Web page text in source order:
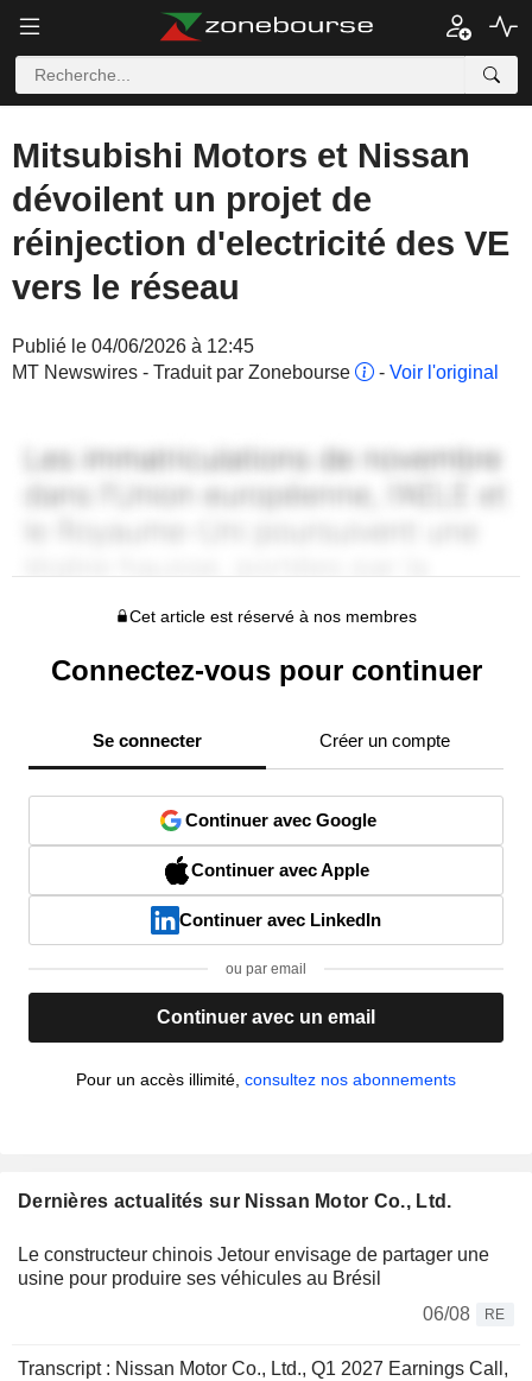
Mitsubishi Motors et Nissan
dévoilent un projet de
réinjection d'electricité des VE
vers le réseau
Publié le 04/06/2026 à 12:45
MT Newswires - Traduit par Zonebourse
- Voir l'original
Cet article est réservé à nos membres
Connectez-vous pour continuer
Se connecter Créer un compte
Continuer avec Google
Continuer avec Apple
Continuer avec LinkedIn
ou par email
Continuer avec un email
Pour un accès illimité, consultez nos abonnements
Dernières actualités sur Nissan Motor Co., Ltd.
Le constructeur chinois Jetour envisage de partager une
usine pour produire ses véhicules au Brésil
06/08
RE
Transcript : Nissan Motor Co., Ltd., Q1 2027 Earnings Call,